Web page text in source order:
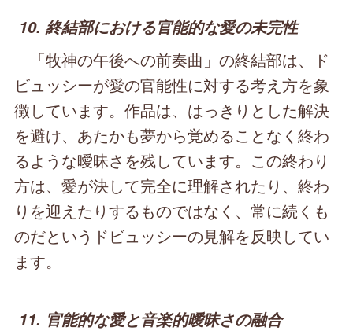
10. 終結部における官能的な愛の未完性
「牧神の午後への前奏曲」の終結部は、ド
ビュッシーが愛の官能性に対する考え方を象
徴しています。作品は、はっきりとした解決
を避け、あたかも夢から覚めることなく終わ
るような曖昧さを残しています。この終わり
方は、愛が決して完全に理解されたり、終わ
りを迎えたりするものではなく、常に続くも
のだというドビュッシーの見解を反映してい
ます。
11. 官能的な愛と音楽的曖昧さの融合